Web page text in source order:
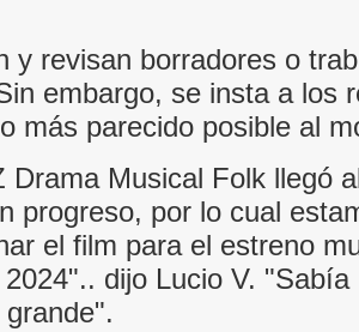
y revisan borradores o
embargo, se insta a los
más parecido posible al
Drama Musical Folk llegó
progreso, por lo cual
el film para el estreno
dijo Lucio V.